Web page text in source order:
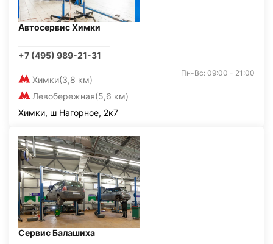
Автосервис Химки
+7 (495) 989-21-31
Химки(3,8 км)
Левобережная(5,6 км)
Пн-Вс: 09:00 - 21:00
Химки, ш Нагорное, 2к7
Сервис Балашиха